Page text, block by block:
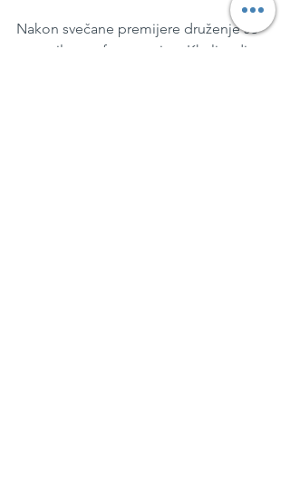
Nakon svečane premijere druženje se
nastavilo na after partyju u Khali, gdje